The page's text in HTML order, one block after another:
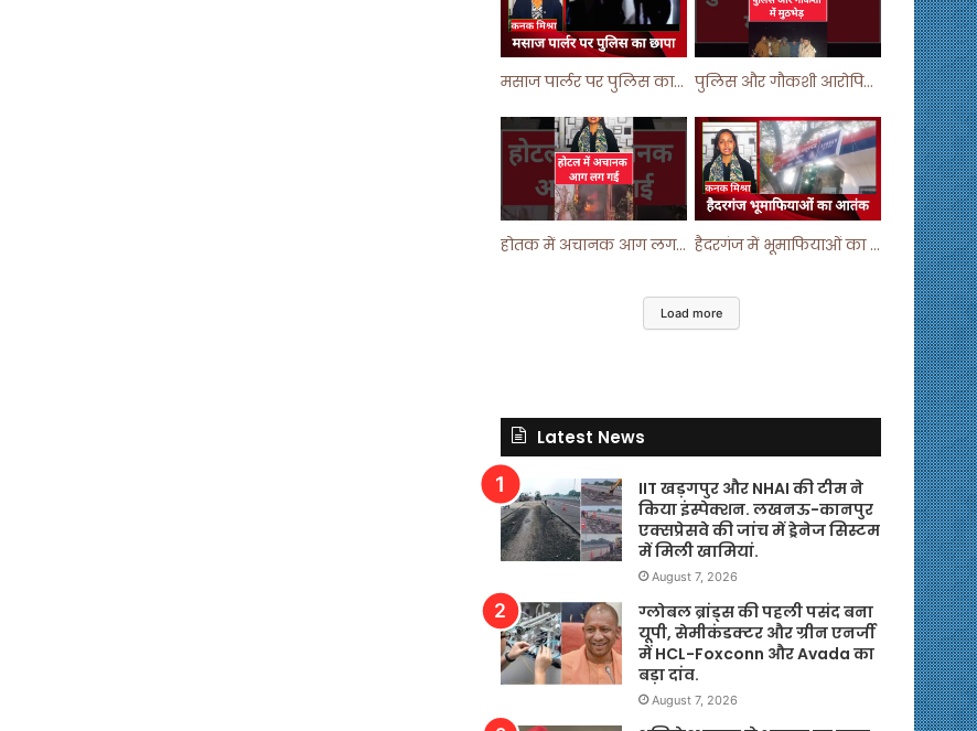
मसाज पार्लर पर पुलिस का छापा ! #viralvideo #trending #parlour पुलिस और गौकशी आरोपियों में मुठभेड़ ! #shortvideo #shorts #shortsfeed
होतक में अचानक आग लगने से मचा हड़कंप ! #shortsfeed #shorts #viralshorts हैदरगंज में भूमाफियाओं का आतंक ! #upnews #viral #viralvideo
Load more
Latest News
IIT खड़गपुर और NHAI की टीम ने
किया इंस्पेक्शन. लखनऊ-कानपुर
एक्सप्रेसवे की जांच में ड्रेनेज सिस्टम
में मिली खामियां.
August 7, 2026
ग्लोबल ब्रांड्स की पहली पसंद बना
यूपी, सेमीकंडक्टर और ग्रीन एनर्जी
में HCL-Foxconn और Avada का
बड़ा दांव.
August 7, 2026